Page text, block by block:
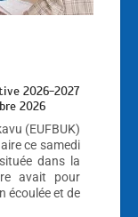
2026-2027
2026
(EUFBUK)
ce samedi
dans la
avait pour
écoulée et de